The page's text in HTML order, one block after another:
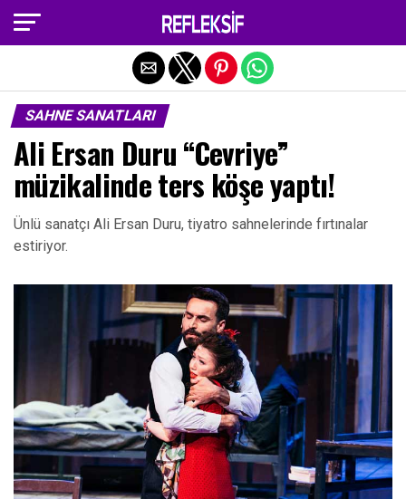
SAHNE SANATLARI
Ali Ersan Duru “Cevriye”
müzikalinde ters köşe yaptı!
Ünlü sanatçı Ali Ersan Duru, tiyatro sahnelerinde fırtınalar
estiriyor.
Exit mobile version